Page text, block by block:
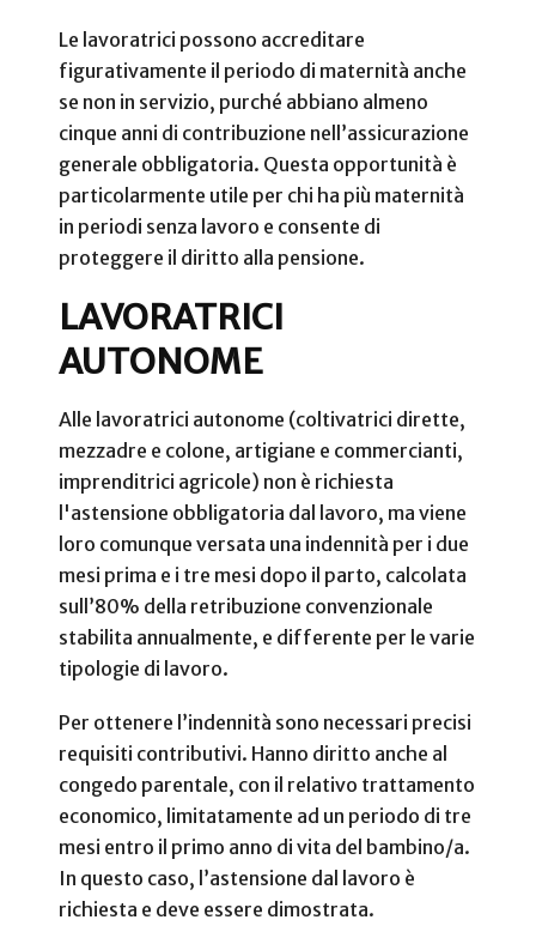
Le lavoratrici possono accreditare
figurativamente il periodo di maternità anche
se non in servizio, purché abbiano almeno
cinque anni di contribuzione nell’assicurazione
generale obbligatoria. Questa opportunità è
particolarmente utile per chi ha più maternità
in periodi senza lavoro e consente di
proteggere il diritto alla pensione.
LAVORATRICI
AUTONOME
Alle lavoratrici autonome (coltivatrici dirette,
mezzadre e colone, artigiane e commercianti,
imprenditrici agricole) non è richiesta
l'astensione obbligatoria dal lavoro, ma viene
loro comunque versata una indennità per i due
mesi prima e i tre mesi dopo il parto, calcolata
sull’80% della retribuzione convenzionale
stabilita annualmente, e differente per le varie
tipologie di lavoro.
Per ottenere l’indennità sono necessari precisi
requisiti contributivi. Hanno diritto anche al
congedo parentale, con il relativo trattamento
economico, limitatamente ad un periodo di tre
mesi entro il primo anno di vita del bambino/a.
In questo caso, l’astensione dal lavoro è
richiesta e deve essere dimostrata.